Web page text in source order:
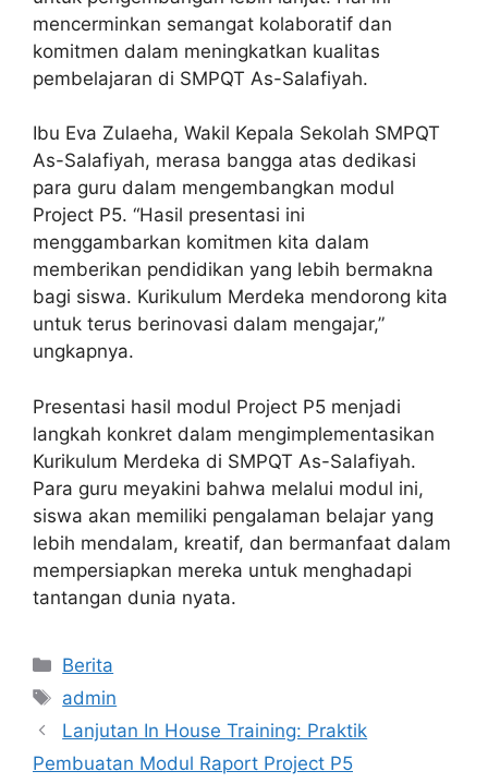
mencerminkan semangat kolaboratif dan
komitmen dalam meningkatkan kualitas
pembelajaran di SMPQT As-Salafiyah.
Ibu Eva Zulaeha, Wakil Kepala Sekolah SMPQT
As-Salafiyah, merasa bangga atas dedikasi
para guru dalam mengembangkan modul
Project P5. “Hasil presentasi ini
menggambarkan komitmen kita dalam
memberikan pendidikan yang lebih bermakna
bagi siswa. Kurikulum Merdeka mendorong kita
untuk terus berinovasi dalam mengajar,”
ungkapnya.
Presentasi hasil modul Project P5 menjadi
langkah konkret dalam mengimplementasikan
Kurikulum Merdeka di SMPQT As-Salafiyah.
Para guru meyakini bahwa melalui modul ini,
siswa akan memiliki pengalaman belajar yang
lebih mendalam, kreatif, dan bermanfaat dalam
mempersiapkan mereka untuk menghadapi
tantangan dunia nyata.
Berita
admin
Lanjutan In House Training: Praktik
Pembuatan Modul Raport Project P5